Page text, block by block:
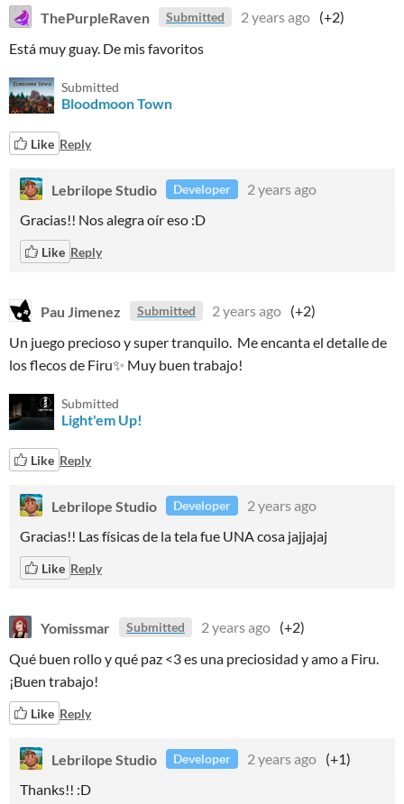
ThePurpleRaven Submitted 2 years ago (+2)
Está muy guay. De mis favoritos
Submitted
Bloodmoon Town
Like Reply
Lebrilope Studio Developer
2 years ago
Gracias!! Nos alegra oír eso :D
Like Reply
Pau Jimenez Submitted 2 years ago (+2)
Un juego precioso y super tranquilo. Me encanta el detalle de
los flecos de Firu✨ Muy buen trabajo!
Submitted
Light'em Up!
Like Reply
Lebrilope Studio Developer
2 years ago
Gracias!! Las físicas de la tela fue UNA cosa jajjajaj
Like Reply
Yomissmar Submitted 2 years ago (+2)
Qué buen rollo y qué paz <3 es una preciosidad y amo a Firu.
¡Buen trabajo!
Like Reply
Lebrilope Studio Developer 2 years ago (+1)
Thanks!! :D